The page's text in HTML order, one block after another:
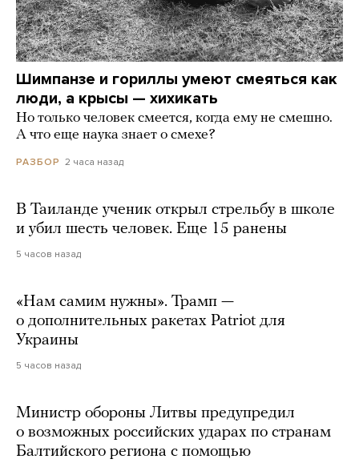
Шимпанзе и гориллы умеют смеяться как
люди, а крысы — хихикать
Но только человек смеется, когда ему не смешно.
А что еще наука знает о смехе?
РАЗБОР 2 часа назад
В Таиланде ученик открыл стрельбу в школе
и убил шесть человек. Еще 15 ранены
5 часов назад
«Нам самим нужны». Трамп —
о дополнительных ракетах Patriot для
Украины
5 часов назад
Министр обороны Литвы предупредил
о возможных российских ударах по странам
Балтийского региона с помощью